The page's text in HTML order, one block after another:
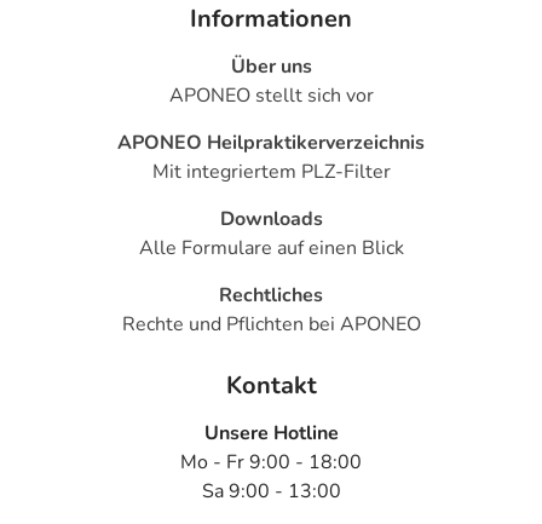
Informationen
Über uns
APONEO stellt sich vor
APONEO Heilpraktikerverzeichnis
Mit integriertem PLZ-Filter
Downloads
Alle Formulare auf einen Blick
Rechtliches
Rechte und Pflichten bei APONEO
Kontakt
Unsere Hotline
Mo - Fr 9:00 - 18:00
Sa 9:00 - 13:00